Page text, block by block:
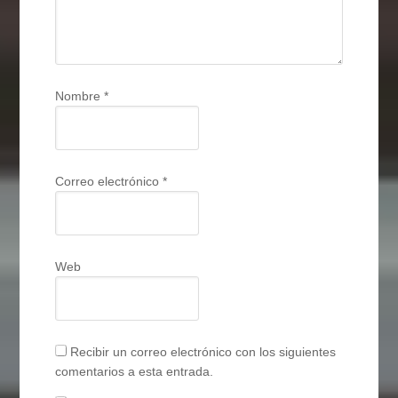
Nombre*
Correo electrónico*
Web
Recibir un correo electrónico con los siguientes
comentarios a esta entrada.